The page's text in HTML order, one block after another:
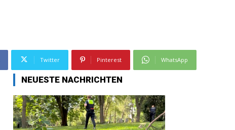
Twitter Pinterest WhatsApp
NEUESTE NACHRICHTEN